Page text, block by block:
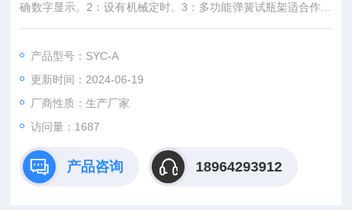
确数字显示。2：设有机械定时。3：多功能弹簧试瓶架适合作多
种对比试验的生物样品的培养制备。4：无级调速，运转平稳，
产品型号：SYC-A
更新时间：2024-06-19
厂商性质：生产厂家
访问量：1687
产品咨询 18964293912